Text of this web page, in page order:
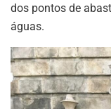
dos pontos de
águas.